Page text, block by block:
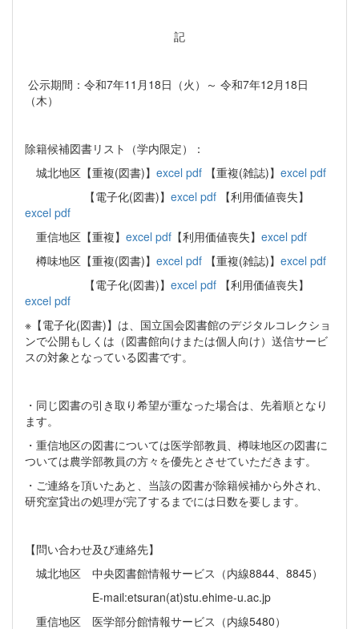
記
公示期間：令和7年11月18日（火）～ 令和7年12月18日
（木）
除籍候補図書リスト（学内限定）：
城北地区【重複(図書)】 excel pdf 【重複(雑誌)】 excel pdf
【電子化(図書)】 excel pdf 【利用価値喪失】
excel pdf
重信地区【重複】 excel pdf 【利用価値喪失】 excel pdf
樽味地区【重複(図書)】 excel pdf 【重複(雑誌)】 excel pdf
【電子化(図書)】 excel pdf 【利用価値喪失】
excel pdf
※【電子化(図書)】は、国立国会図書館のデジタルコレクショ
ンで公開もしくは（図書館向けまたは個人向け）送信サービ
スの対象となっている図書です。
・同じ図書の引き取り希望が重なった場合は、先着順となり
ます。
・重信地区の図書については医学部教員、樽味地区の図書に
ついては農学部教員の方々を優先とさせていただきます。
・ご連絡を頂いたあと、当該の図書が除籍候補から外され、
研究室貸出の処理が完了するまでには日数を要します。
【問い合わせ及び連絡先】
城北地区 中央図書館情報サービス（内線8844、8845）
E-mail:etsuran(at)stu.ehime-u.ac.jp
重信地区 医学部分館情報サービス（内線5480）